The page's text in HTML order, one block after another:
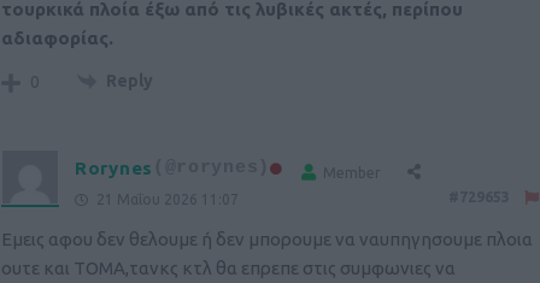
τουρκικά πλοία έξω από τις λυβικές ακτές, περίπου
αδιαφορίας.
0 Reply
Rorynes
Member
21 Μαΐου 2026 11:07
Εμεις αφου δεν θελουμε ή δεν μπορουμε να ναυπηγησουμε πλοια
ουτε και ΤΟΜΑ,τανκς κτλ θα επρεπε στις συμφωνιες να